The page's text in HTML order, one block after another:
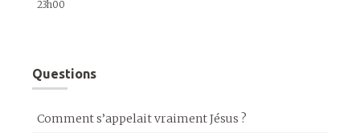
23h00
Questions
Comment s’appelait vraiment Jésus ?